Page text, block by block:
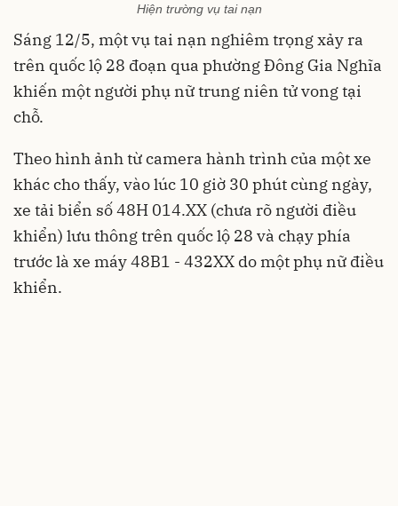
Hiện trường vụ tai nạn
Sáng 12/5, một vụ tai nạn nghiêm trọng xảy ra
trên quốc lộ 28 đoạn qua phường Đông Gia Nghĩa
khiến một người phụ nữ trung niên tử vong tại
chỗ.
Theo hình ảnh từ camera hành trình của một xe
khác cho thấy, vào lúc 10 giờ 30 phút cùng ngày,
xe tải biển số 48H 014.XX (chưa rõ người điều
khiển) lưu thông trên quốc lộ 28 và chạy phía
trước là xe máy 48B1 - 432XX do một phụ nữ điều
khiển.